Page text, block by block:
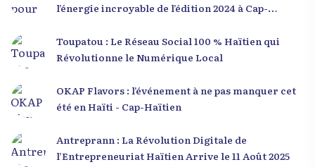
l’énergie incroyable de l’édition 2024 à Cap-
Toupatou : Le Réseau Social 100 % Haïtien qui
Révolutionne le Numérique Local
OKAP Flavors : l’événement à ne pas manquer cet
été en Haïti - Cap-Haïtien
Antreprann : La Révolution Digitale de
l’Entrepreneuriat Haïtien Arrive le 11 Août 2025